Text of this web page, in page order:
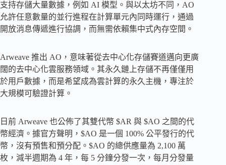
支持存儲大量數據，例如 AI 模型。與以太坊不同，AO
允許任意數量的並行進程在計算單元內同時運行，通過
開放消息傳遞進行協調，而無需依賴集中式內存空間。
Arweave 推出 AO，意味著從去中心化存儲賽道邁向更廣
闊的去中心化雲服務領域。其永久鏈上存儲不再僅僅用
於用戶數據，而是希望成為雲計算的永久主機，專注於
大規模可驗證計算。
日前 Arweave 也公佈了其雙代幣 $AR 與 $AO 之間的代
幣經濟。據官方聲明，$AO 是一個 100% 公平發行的代
幣，沒有預售和預分配。$AO 的總供應量為 2,100 萬
枚，減半週期為 4 年，每 5 分鐘分發一次，每月分發量